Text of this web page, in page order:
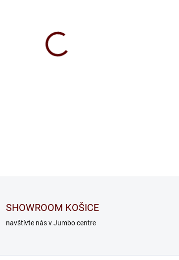
SHOWROOM KOŠICE
navštívte nás v Jumbo centre